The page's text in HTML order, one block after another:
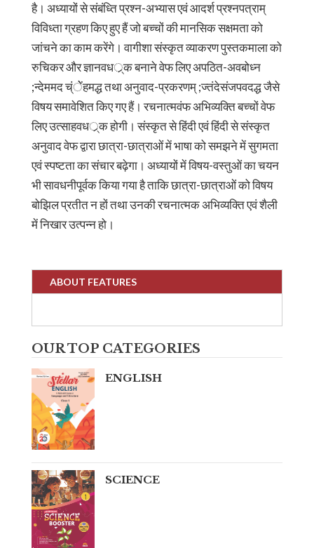
है। अध्यायों से संबंध्ति प्रश्न-अभ्यास एवं आदर्श प्रश्नपत्राम्
विविध्ता ग्रहण किए हुए हैं जो बच्चों की मानसिक सक्षमता को
जांचने का काम करेंगे। वागीशा संस्कृत व्याकरण पुस्तकमाला को
रुचिकर और ज्ञानवधर््क बनाने वेफ लिए अपठित-अवबोध्न
;न्देममद च्ंेेंहमद्ध तथा अनुवाद-प्रकरणम् ;ज्तंदेसंजपवदद्ध जैसे
विषय समावेशित किए गए हैं। रचनात्मवंफ अभिव्यक्ति बच्चों वेफ
लिए उत्साहवधर््क होगी। संस्कृत से हिंदी एवं हिंदी से संस्कृत
अनुवाद वेफ द्वारा छात्रा-छात्राओं में भाषा को समझने में सुगमता
एवं स्पष्टता का संचार बढ़ेगा। अध्यायों में विषय-वस्तुओं का चयन
भी सावधनीपूर्वक किया गया है ताकि छात्रा-छात्राओं को विषय
बोझिल प्रतीत न हों तथा उनकी रचनात्मक अभिव्यक्ति एवं शैली
में निखार उत्पन्न हो।
ABOUT FEATURES
OUR TOP CATEGORIES
ENGLISH
SCIENCE